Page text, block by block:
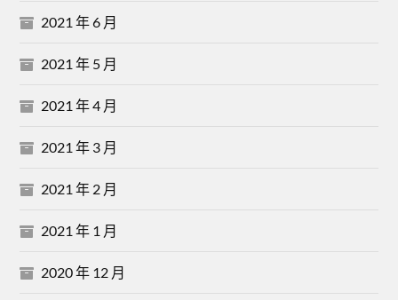
2021 年 6 月
2021 年 5 月
2021 年 4 月
2021 年 3 月
2021 年 2 月
2021 年 1 月
2020 年 12 月